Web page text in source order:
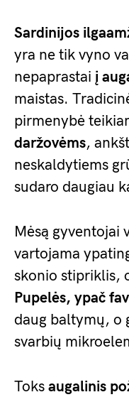
Sardinijos
yra ne tik vyno
nepaprastai į
maistas.
pirmenybė
daržovėms,
neskaldytiems
sudaro daugiau
Mėsą gyventojai
vartojama
skonio stipriklis,
Pupelės, ypač
daug baltymų, o
svarbių
Toks augalinis